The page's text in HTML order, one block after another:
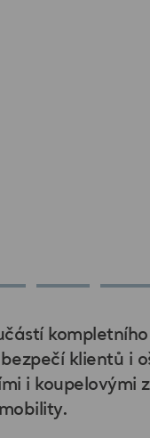
klientů i
i koupelovými